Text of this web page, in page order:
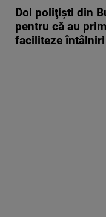
Doi poliţişti din
pentru că au
faciliteze